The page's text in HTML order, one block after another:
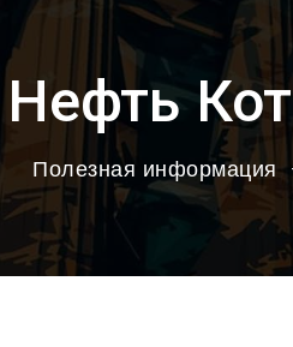
Нефть
Полезная информация